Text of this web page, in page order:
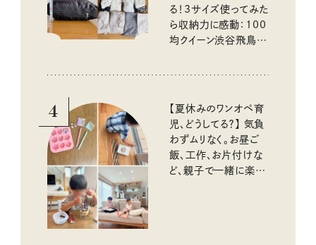
る！3サイズ使ってみた
ら収納力に感動：100
均クイーン渋谷飛鳥の
4
【夏休みのワンオペ育
児、どうしてる？】 気負
わずムリなく。お昼ご
飯、工作、お片付けな
ど、親子で一緒に楽し